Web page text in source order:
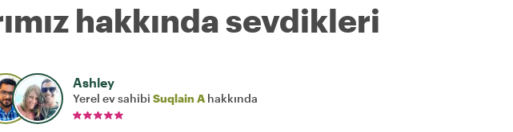
hakkında sevdikleri
Ashley
Yerel ev sahibi Suqlain A hakkında